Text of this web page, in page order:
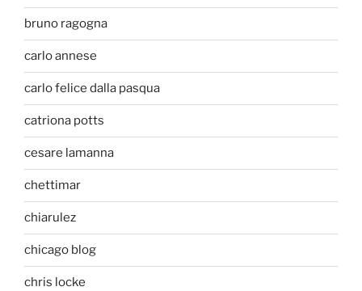
bruno ragogna
carlo annese
carlo felice dalla pasqua
catriona potts
cesare lamanna
chettimar
chiarulez
chicago blog
chris locke